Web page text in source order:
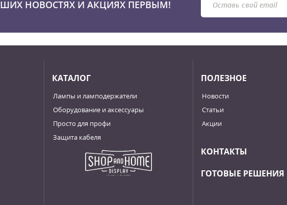
НОВОСТЯХ И АКЦИЯХ ПЕРВЫМ!
КАТАЛОГ
Лампы и ламподержатели
Оборудование и аксессуары
Просто для профи
Защита кабеля
ПОЛЕЗНОЕ
Новости
Статьи
Акции
КОНТАКТЫ
ГОТОВЫЕ РЕШЕНИЯ